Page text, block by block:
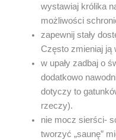
wystawiaj królika
możliwości
zapewnij stały
Często zmieniaj ją
w upały zadbaj o
dodatkowo
dotyczy to
rzeczy).
nie mocz sierści-
tworzyć „saunę”